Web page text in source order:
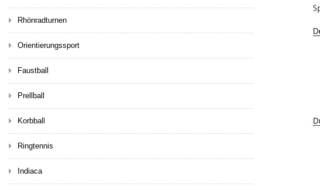
Rhönradturnen
Orientierungssport
Faustball
Prellball
Korbball
Ringtennis
Indiaca